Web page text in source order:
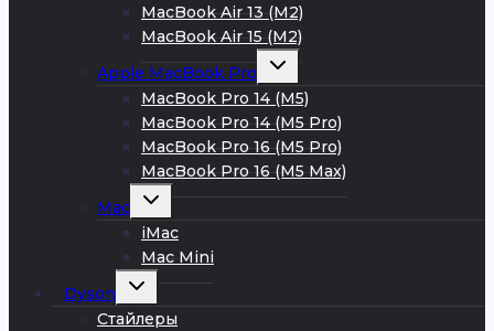
MacBook Air 13 (M2)
MacBook Air 15 (M2)
Apple MacBook Pro
Развернуть
меню
MacBook Pro 14 (M5)
MacBook Pro 14 (M5 Pro)
MacBook Pro 16 (M5 Pro)
MacBook Pro 16 (M5 Max)
Mac
Развернуть
меню
iMac
Mac Mini
Dyson
Развернуть
меню
Стайлеры